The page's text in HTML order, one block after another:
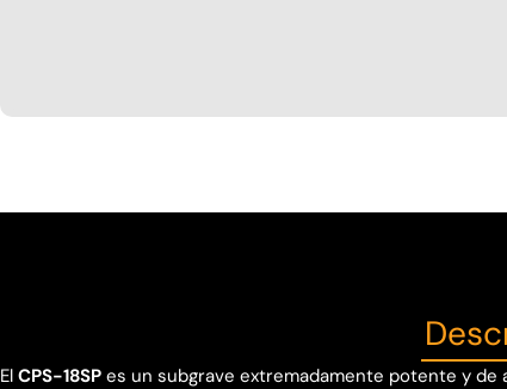
El CPS-18SP es un subgrave extremadamente potente y